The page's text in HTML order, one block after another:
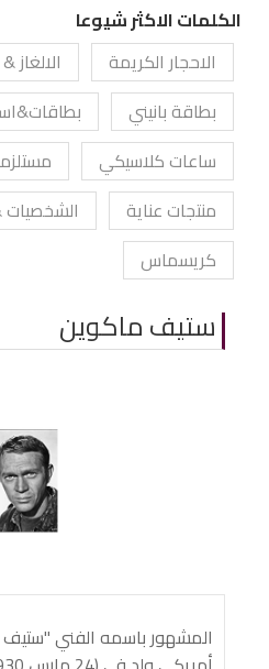
الكلمات الاكثر شيوعا
الاحجار الكريمة
الالغاز
بطاقة بانيني
ساعات كلاسيكي
منتجات عناية
كريسماس
ستيف ماكوين
المشهور باسمه الفني